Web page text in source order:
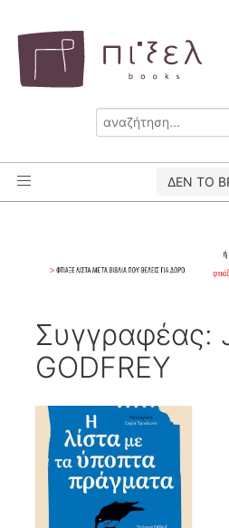
ΔΕΝ ΤΟ
Συγγραφέας:
GODFREY